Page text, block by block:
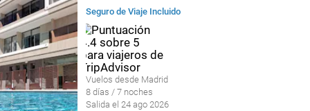
Seguro de Viaje Incluido
Vuelos desde Madrid
8 días / 7 noches
Salida el 24 ago 2026